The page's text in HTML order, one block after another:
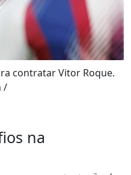
contratar Vitor Roque.
/
na